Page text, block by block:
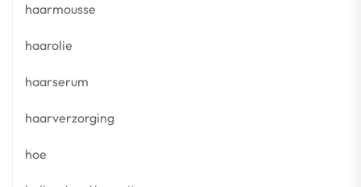
haarmousse
haarolie
haarserum
haarverzorging
hoe